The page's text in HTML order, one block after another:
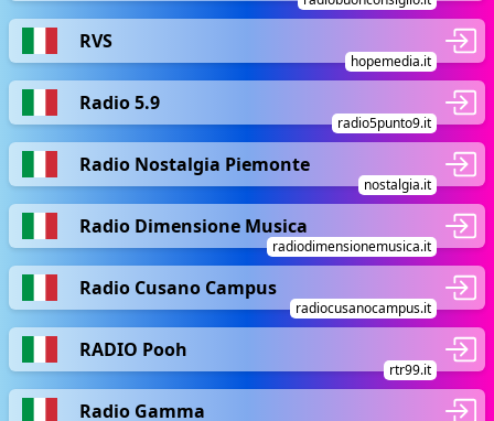
RVS
hopemedia.it
Radio 5.9
radio5punto9.it
Radio Nostalgia Piemonte
nostalgia.it
Radio Dimensione Musica
radiodimensionemusica.it
Radio Cusano Campus
radiocusanocampus.it
RADIO Pooh
rtr99.it
Radio Gamma